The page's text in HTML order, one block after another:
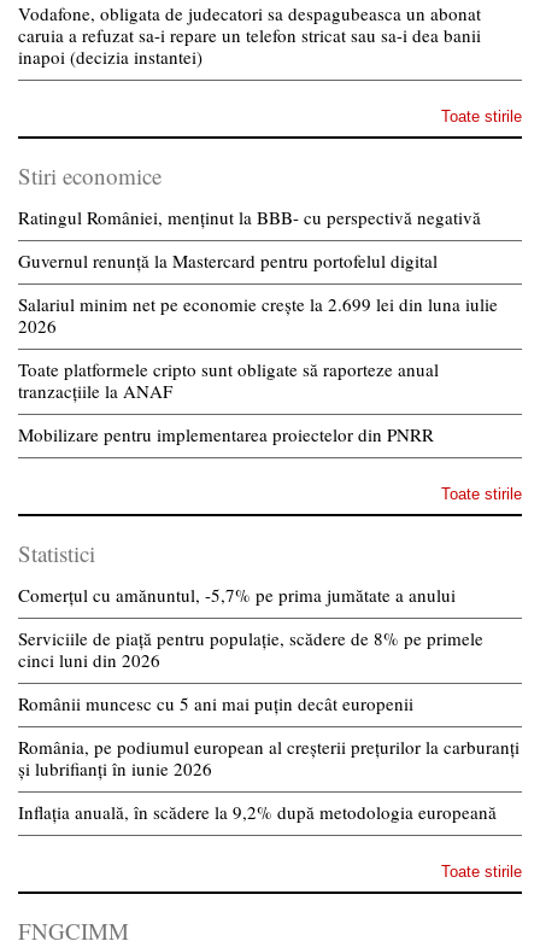
Vodafone, obligata de judecatori sa despagubeasca un abonat
caruia a refuzat sa-i repare un telefon stricat sau sa-i dea banii
inapoi (decizia instantei)
Toate stirile
Stiri economice
Ratingul României, menținut la BBB- cu perspectivă negativă
Guvernul renunță la Mastercard pentru portofelul digital
Salariul minim net pe economie crește la 2.699 lei din luna iulie
2026
Toate platformele cripto sunt obligate să raporteze anual
tranzacțiile la ANAF
Mobilizare pentru implementarea proiectelor din PNRR
Toate stirile
Statistici
Comerțul cu amănuntul, -5,7% pe prima jumătate a anului
Serviciile de piață pentru populație, scădere de 8% pe primele
cinci luni din 2026
Românii muncesc cu 5 ani mai puțin decât europenii
România, pe podiumul european al creșterii prețurilor la carburanți
și lubrifianți în iunie 2026
Inflația anuală, în scădere la 9,2% după metodologia europeană
Toate stirile
FNGCIMM